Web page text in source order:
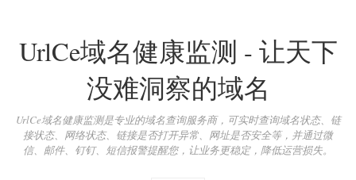
UrlCe域名健康监测 - 让天下
没难洞察的域名
UrlCe域名健康监测是专业的域名查询服务商，可实时查询域名状态、链
接状态、网络状态、链接是否打开异常、网址是否安全等，并通过微
信、邮件、钉钉、短信报警提醒您，让业务更稳定，降低运营损失。